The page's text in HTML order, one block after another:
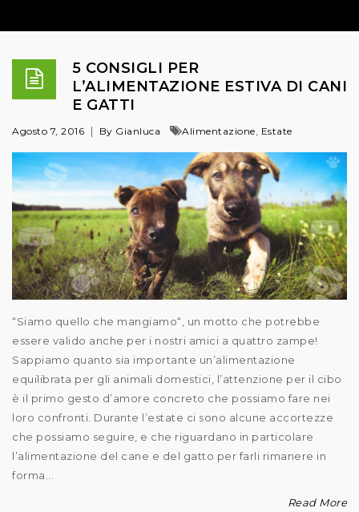
5 CONSIGLI PER
L’ALIMENTAZIONE ESTIVA DI CANI
E GATTI
Agosto 7, 2016 By Gianluca Alimentazione Estate
“Siamo quello che mangiamo“, un motto che potrebbe
essere valido anche per i nostri amici a quattro zampe!
Sappiamo quanto sia importante un’alimentazione
equilibrata per gli animali domestici, l’attenzione per il cibo
è il primo gesto d’amore concreto che possiamo fare nei
loro confronti. Durante l’estate ci sono alcune accortezze
che possiamo seguire, e che riguardano in particolare
l’alimentazione del cane e del gatto per farli rimanere in
forma...
Read More